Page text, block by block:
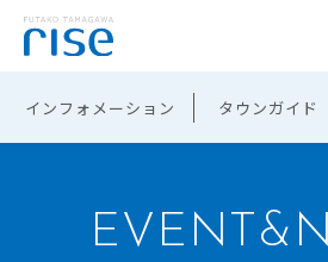
インフォメーション タウンガイド